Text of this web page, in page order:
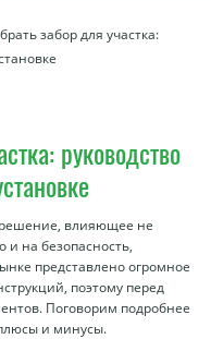
забор для участка:
руководство
решение, влияющее не
на безопасность,
представлено огромное
поэтому перед
Поговорим подробнее
и минусы.